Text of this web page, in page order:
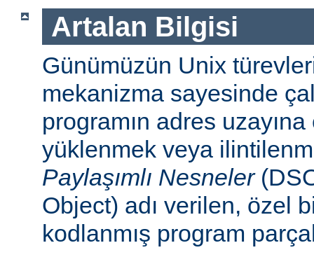
Artalan Bilgisi
Günümüzün Unix
mekanizma sayesinde
programın adres uzayına
yüklenmek veya
Paylaşımlı Nesneler
Object) adı verilen, özel
kodlanmış program